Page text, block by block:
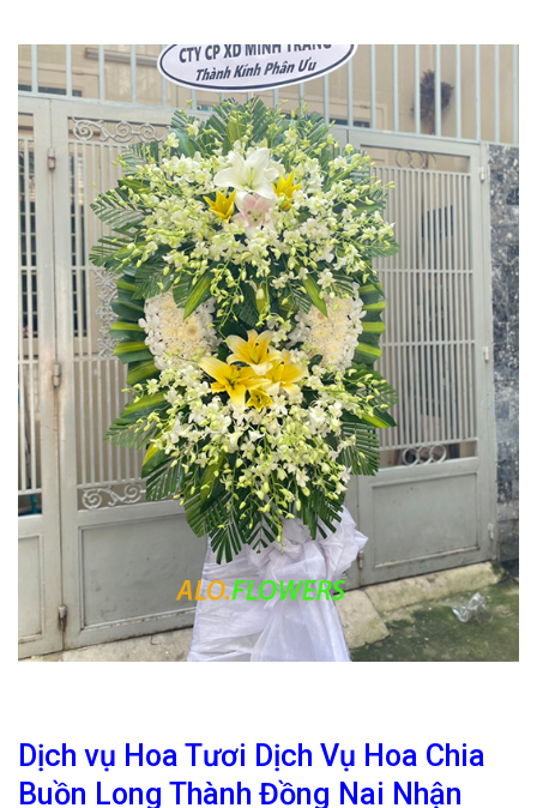
Dịch vụ Hoa Tươi Dịch Vụ Hoa Chia
Buồn Long Thành Đồng Nai Nhận